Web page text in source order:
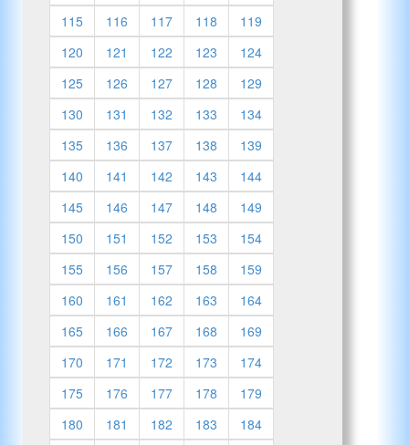
115
116 117 118
119
120
121 122 123
124
125
126 127 128
129
130
131 132 133
134
135
136 137 138
139
140
141 142 143
144
145
146 147 148
149
150
151 152 153
154
155
156 157 158
159
160
161 162 163
164
165
166 167 168
169
170
171 172 173
174
175
176 177 178
179
180
181 182 183
184